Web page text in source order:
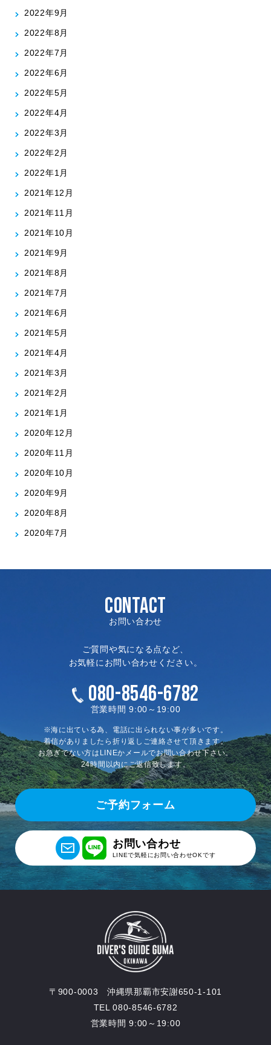
2022年9月
2022年8月
2022年7月
2022年6月
2022年5月
2022年4月
2022年3月
2022年2月
2022年1月
2021年12月
2021年11月
2021年10月
2021年9月
2021年8月
2021年7月
2021年6月
2021年5月
2021年4月
2021年3月
2021年2月
2021年1月
2020年12月
2020年11月
2020年10月
2020年9月
2020年8月
2020年7月
CONTACT
お問い合わせ
ご質問や気になる点など、
お気軽にお問い合わせください。
080-8546-6782
営業時間 9:00～19:00
※海に出ている為、電話に出られない事が多いです。
着信がありましたら折り返しご連絡させて頂きます。
お急ぎでない方はLINEかメールでお問い合わせ下さい。
24時間以内にご返信致します。
ご予約フォーム
お問い合わせ
LINEで気軽にお問い合わせOKです
〒900-0003 沖縄県那覇市安謝650-1-101
TEL 080-8546-6782
営業時間 9:00～19:00